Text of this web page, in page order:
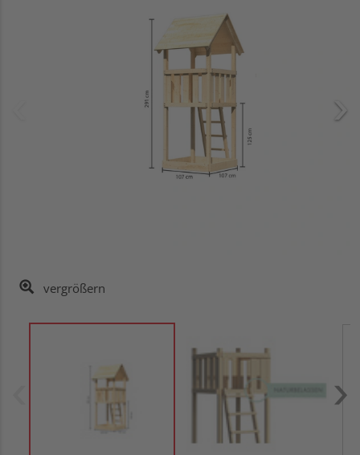
vergrößern